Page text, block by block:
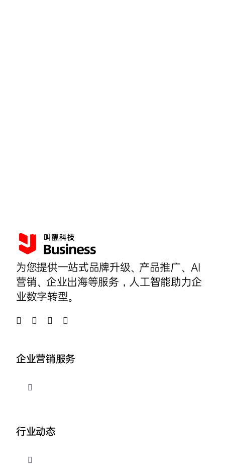
为您提供一站式品牌升级、产品推广、AI
营销、企业出海等服务，人工智能助力企
业数字转型。
企业营销服务
切
航
行业动态
切